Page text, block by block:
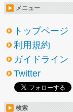
メニュー
トップページ
利用規約
ガイドライン
Twitter
検索